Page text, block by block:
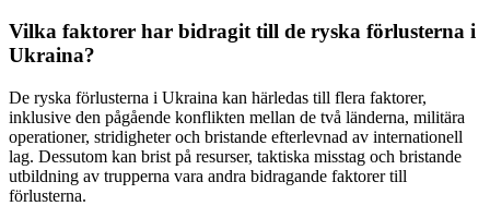
Vilka faktorer har bidragit till de ryska förlusterna i
Ukraina?
De ryska förlusterna i Ukraina kan härledas till flera faktorer,
inklusive den pågående konflikten mellan de två länderna, militära
operationer, stridigheter och bristande efterlevnad av internationell
lag. Dessutom kan brist på resurser, taktiska misstag och bristande
utbildning av trupperna vara andra bidragande faktorer till
förlusterna.